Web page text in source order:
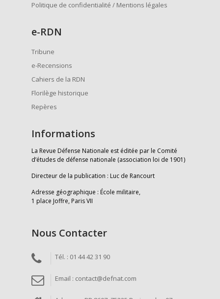
Politique de confidentialité / Mentions légales
e-RDN
Tribune
e-Recensions
Cahiers de la RDN
Florilège historique
Repères
Informations
La Revue Défense Nationale est éditée par le Comité
d’études de défense nationale (association loi de 1901)
Directeur de la publication : Luc de Rancourt
Adresse géographique : École militaire,
1 place Joffre, Paris VII
Nous Contacter
Tél. : 01 44 42 31 90
Email : contact@defnat.com